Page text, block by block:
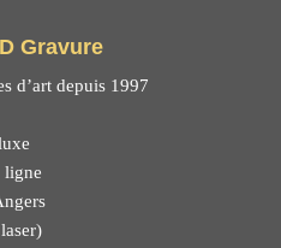
Gravure
d’art depuis 1997
ligne